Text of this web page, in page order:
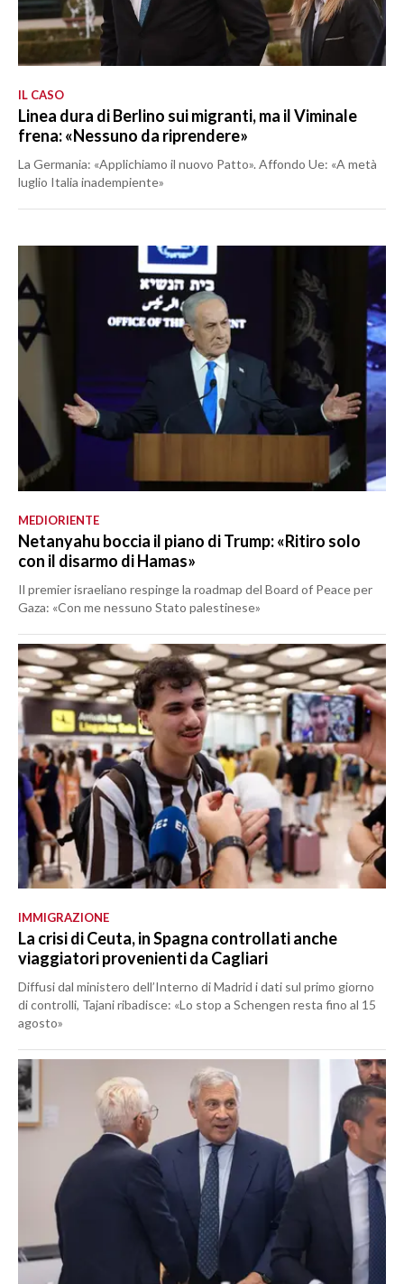
IL CASO
Linea dura di Berlino sui migranti, ma il Viminale
frena: «Nessuno da riprendere»
La Germania: «Applichiamo il nuovo Patto». Affondo Ue: «A metà
luglio Italia inadempiente»
MEDIORIENTE
Netanyahu boccia il piano di Trump: «Ritiro solo
con il disarmo di Hamas»
Il premier israeliano respinge la roadmap del Board of Peace per
Gaza: «Con me nessuno Stato palestinese»
IMMIGRAZIONE
La crisi di Ceuta, in Spagna controllati anche
viaggiatori provenienti da Cagliari
Diffusi dal ministero dell’Interno di Madrid i dati sul primo giorno
di controlli, Tajani ribadisce: «Lo stop a Schengen resta fino al 15
agosto»